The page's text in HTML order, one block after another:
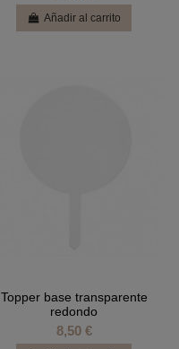
Añadir al carrito
Topper base transparente
redondo
8,50 €